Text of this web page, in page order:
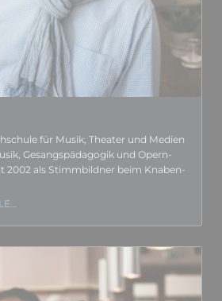
für Musik, Theater und Medien
Gesangs­­pädagogik und Opern­­
2002 als Stimm­­bildner beim Knaben­­